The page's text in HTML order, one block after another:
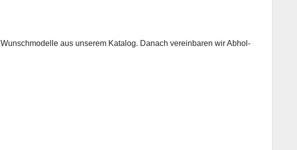
aus unserem Katalog. Danach vereinbaren wir Abhol-